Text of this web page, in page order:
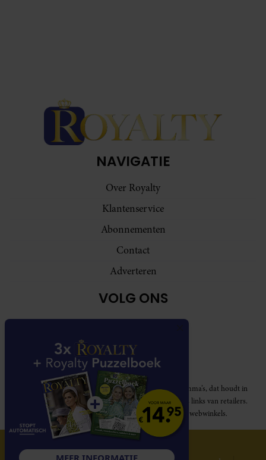
NAVIGATIE
Over Royalty
Klantenservice
Abonnementen
Contact
Adverteren
VOLG ONS
Royalty participeert in diverse affiliate marketing programma’s, dat houdt in
dat Royalty commissies ontvangt voor aankopen middels links van retailers.
Deze website wordt niet gesponsord door de genoemde webwinkels.
MEER INFORMATIE